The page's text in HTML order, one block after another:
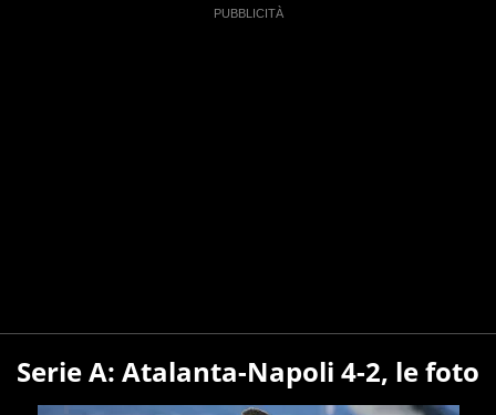
Serie A: Atalanta-Napoli 4-2, le foto